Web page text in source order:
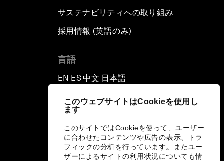
このウェブサイトはCookieを使用し
ます
このサイトではCookieを使って、ユーザー
に合わせたコンテンツや広告の表示、トラ
フィックの分析を行っています。またユー
ザーによるサイトの利用状況についても情
サステナビリティへの取り組み
採用情報 (英語のみ)
言語
EN ▪ ES▪中文▪ 日本語